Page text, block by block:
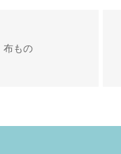
もの